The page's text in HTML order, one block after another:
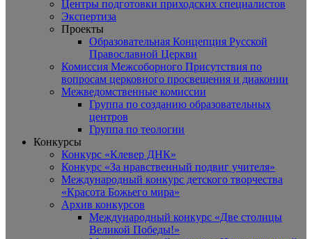
Центры подготовки приходских специалистов
Экспертиза
Проекты
Образовательная Концепция Русской
Православной Церкви
Комиссия Межсоборного Присутствия по
вопросам церковного просвещения и диаконии
Межведомственные комиссии
Группа по созданию образовательных
центров
Группа по теологии
Конкурсы
Конкурс «Клевер ДНК»
Конкурс «За нравственный подвиг учителя»
Международный конкурс детского творчества
«Красота Божьего мира»
Архив конкурсов
Международный конкурс «Две столицы
Великой Победы!»